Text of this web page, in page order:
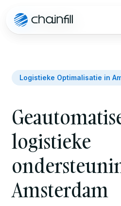
Logistieke Optimalisatie in
logistieke
Amsterdam